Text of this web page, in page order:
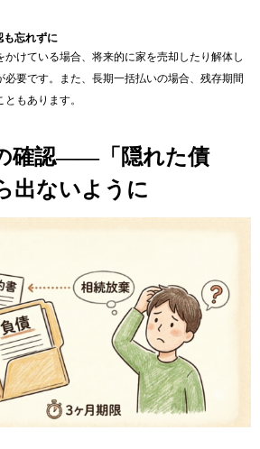
も忘れずに
けている場合、将来的に家を売却したり解体し
要です。また、長期一括払いの場合、残存期間
もあります。
確認——「隠れた債
出ないように